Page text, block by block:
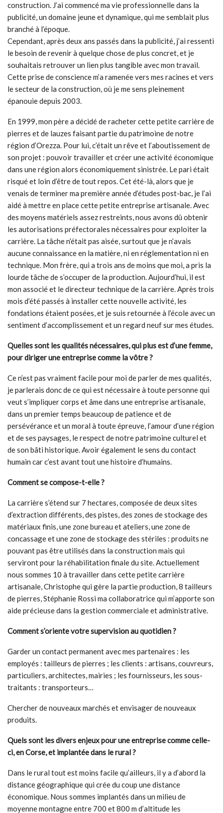
construction. J’ai commencé ma vie professionnelle dans la
publicité, un domaine jeune et dynamique, qui me semblait plus
branché à l’époque.
Cependant, après deux ans passés dans la publicité, j’ai ressenti
le besoin de revenir à quelque chose de plus concret, et je
souhaitais retrouver un lien plus tangible avec mon travail.
Cette prise de conscience m’a ramenée vers mes racines et vers
le secteur de la construction, où je me sens pleinement
épanouie depuis 2003.
En 1999, mon père a décidé de racheter cette petite carrière de
pierres et de lauzes faisant partie du patrimoine de notre
région d’Orezza. Pour lui, c’était un rêve et l’aboutissement de
son projet : pouvoir travailler et créer une activité économique
dans une région alors économiquement sinistrée. Le pari était
risqué et loin d’être de tout repos. Cet été-là, alors que je
venais de terminer ma première année d’études post-bac, je l’ai
aidé à mettre en place cette petite entreprise artisanale. Avec
des moyens matériels assez restreints, nous avons dû obtenir
les autorisations préfectorales nécessaires pour exploiter la
carrière. La tâche n’était pas aisée, surtout que je n’avais
aucune connaissance en la matière, ni en réglementation ni en
technique. Mon frère, qui a trois ans de moins que moi, a pris la
lourde tâche de s’occuper de la production. Aujourd’hui, il est
mon associé et le directeur technique de la carrière. Après trois
mois d’été passés à installer cette nouvelle activité, les
fondations étaient posées, et je suis retournée à l’école avec un
sentiment d’accomplissement et un regard neuf sur mes études.
Quelles sont les qualités nécessaires, qui plus est d’une femme,
pour diriger une entreprise comme la vôtre ?
Ce n’est pas vraiment facile pour moi de parler de mes qualités,
je parlerais donc de ce qui est nécessaire à toute personne qui
veut s’impliquer corps et âme dans une entreprise artisanale,
dans un premier temps beaucoup de patience et de
persévérance et un moral à toute épreuve, l’amour d’une région
et de ses paysages, le respect de notre patrimoine culturel et
de son bâti historique. Avoir également le sens du contact
humain car c’est avant tout une histoire d’humains.
Comment se compose-t-elle ?
La carrière s’étend sur 7 hectares, composée de deux sites
d’extraction différents, des pistes, des zones de stockage des
matériaux finis, une zone bureau et ateliers, une zone de
concassage et une zone de stockage des stériles : produits ne
pouvant pas être utilisés dans la construction mais qui
serviront pour la réhabilitation finale du site. Actuellement
nous sommes 10 à travailler dans cette petite carrière
artisanale, Christophe qui gère la partie production, 8 tailleurs
de pierres, Stéphanie Rossi ma collaboratrice qui m’apporte son
aide précieuse dans la gestion commerciale et administrative.
Comment s’oriente votre supervision au quotidien ?
Garder un contact permanent avec mes partenaires : les
employés : tailleurs de pierres ; les clients : artisans, couvreurs,
particuliers, architectes, mairies ; les fournisseurs, les sous-
traitants : transporteurs…
Chercher de nouveaux marchés et envisager de nouveaux
produits.
Quels sont les divers enjeux pour une entreprise comme celle-
ci, en Corse, et implantée dans le rural ?
Dans le rural tout est moins facile qu’ailleurs, il y a d’abord la
distance géographique qui crée du coup une distance
économique. Nous sommes implantés dans un milieu de
moyenne montagne entre 700 et 800 m d’altitude les